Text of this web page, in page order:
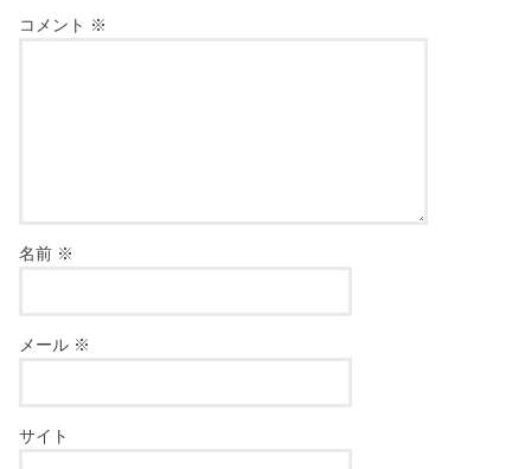
コメント ※
名前 ※
メール ※
サイト